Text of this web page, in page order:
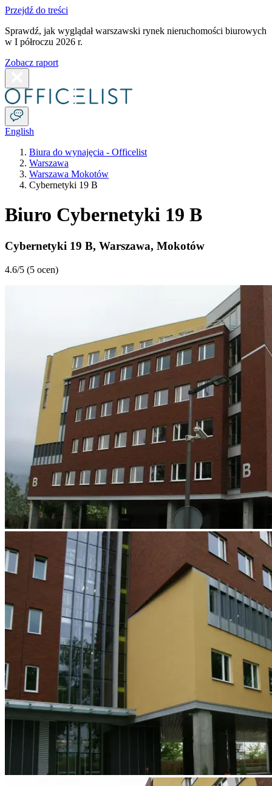
Przejdź do treści
Sprawdź, jak wyglądał warszawski rynek nieruchomości biurowych
w I półroczu 2026 r.
Zobacz raport
English
Biura do wynajęcia - Officelist
Warszawa
Warszawa Mokotów
Cybernetyki 19 B
Biuro Cybernetyki 19 B
Cybernetyki 19 B, Warszawa, Mokotów
4.6/5 (5 ocen)